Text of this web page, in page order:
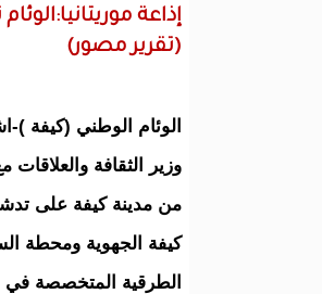
إذاعة
(تقرير مصور)
الوئام الوطني (كيفة
وزير الثقافة والعلاقات
من مدينة كيفة على
كيفة الجهوية ومحطة
الطرقية المتخصصة في